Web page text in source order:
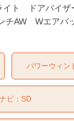
ト ドアバイ
AW Wエアバ
パワーウィン
ビ： SD